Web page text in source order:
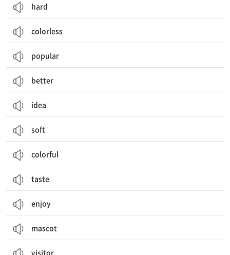
hard
colorless
popular
better
idea
soft
colorful
taste
enjoy
mascot
visitor